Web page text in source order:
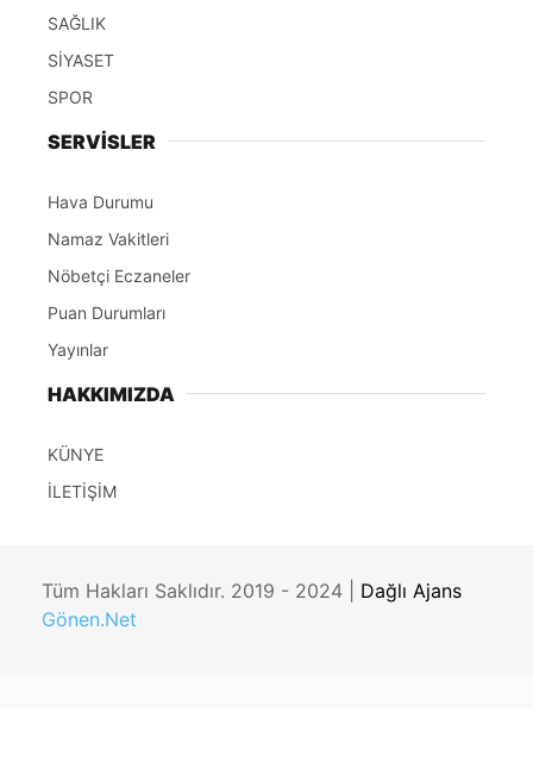
SAĞLIK
SİYASET
SPOR
SERVİSLER
Hava Durumu
Namaz Vakitleri
Nöbetçi Eczaneler
Puan Durumları
Yayınlar
HAKKIMIZDA
KÜNYE
İLETİŞİM
Tüm Hakları Saklıdır. 2019 - 2024 | Dağlı Ajans
Gönen.Net